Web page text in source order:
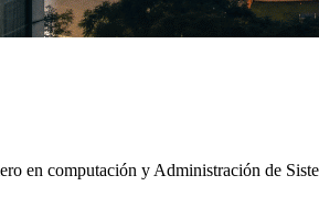
en computación y Administración de